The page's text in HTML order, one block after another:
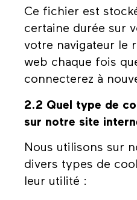
Ce fichier est
certaine durée sur
votre navigateur le
web chaque fois
connecterez à
2.2 Quel type de
sur notre site
Nous utilisons sur
divers types de
leur utilité :